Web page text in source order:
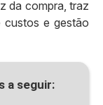
da compra, traz
custos e gestão
a seguir: